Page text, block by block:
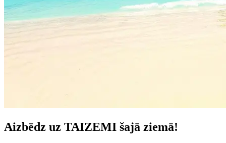
Aizbēdz uz TAIZEMI šajā ziemā!